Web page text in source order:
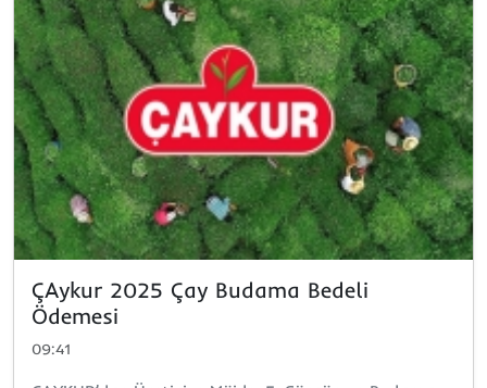
ÇAykur 2025 Çay Budama Bedeli
Ödemesi
09:41